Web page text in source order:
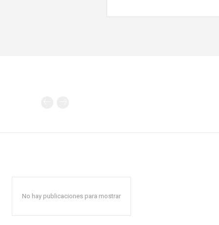
No hay publicaciones para mostrar